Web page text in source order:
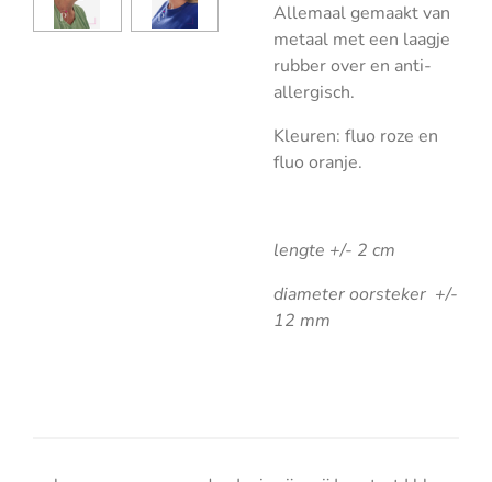
Allemaal gemaakt van
metaal met een laagje
rubber over en anti-
allergisch.
Kleuren: fluo roze en
fluo oranje.
lengte +/- 2 cm
diameter oorsteker +/-
12 mm